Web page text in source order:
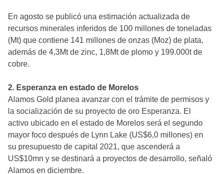
En agosto se publicó una estimación actualizada de
recursos minerales inferidos de 100 millones de toneladas
(Mt) que contiene 141 millones de onzas (Moz) de plata,
además de 4,3Mt de zinc, 1,8Mt de plomo y 199.000t de
cobre.
2. Esperanza en estado de Morelos
Alamos Gold planea avanzar con el trámite de permisos y
la socialización de su proyecto de oro Esperanza. El
activo ubicado en el estado de Morelos será el segundo
mayor foco después de Lynn Lake (US$6,0 millones) en
su presupuesto de capital 2021, que ascenderá a
US$10mn y se destinará a proyectos de desarrollo, señaló
Alamos en diciembre.